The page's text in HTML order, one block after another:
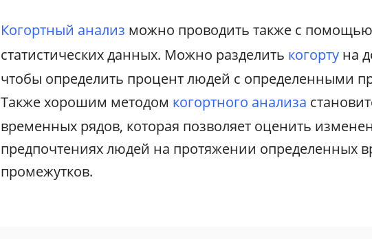
Когортный анализ можно проводить также с
статистических данных. Можно разделить когорту на
чтобы определить процент людей с определенными
Также хорошим методом когортного анализа
временных рядов, которая позволяет оценить
предпочтениях людей на протяжении определенных
промежутков.